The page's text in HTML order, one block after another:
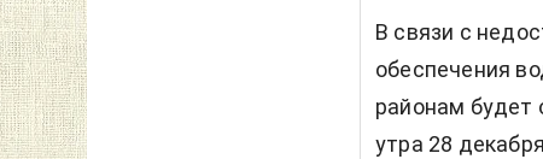
В связи с
обеспечения
районам будет
утра 28